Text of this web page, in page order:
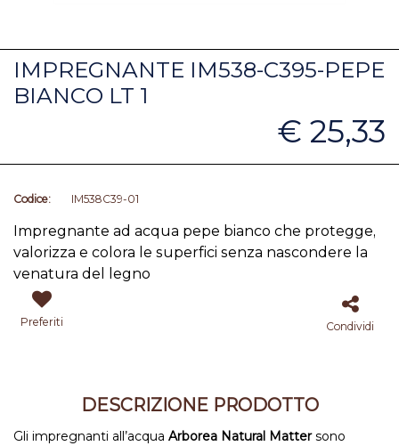
IMPREGNANTE IM538-C395-PEPE
BIANCO LT 1
€ 25,33
Codice: IM538C39-01
Impregnante ad acqua pepe bianco che protegge,
valorizza e colora le superfici senza nascondere la
venatura del legno
Preferiti Condividi
DESCRIZIONE PRODOTTO
Gli impregnanti all’acqua Arborea Natural Mattersono